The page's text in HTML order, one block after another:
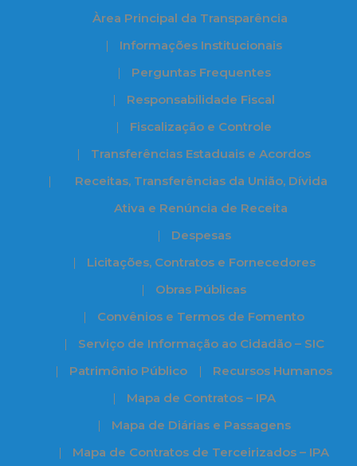
Àrea Principal da Transparência
Informações Institucionais
Perguntas Frequentes
Responsabilidade Fiscal
Fiscalização e Controle
Transferências Estaduais e Acordos
Receitas, Transferências da União, Dívida
Ativa e Renúncia de Receita
Despesas
Licitações, Contratos e Fornecedores
Obras Públicas
Convênios e Termos de Fomento
Serviço de Informação ao Cidadão – SIC
Patrimônio Público
Recursos Humanos
Mapa de Contratos – IPA
Mapa de Diárias e Passagens
Mapa de Contratos de Terceirizados – IPA